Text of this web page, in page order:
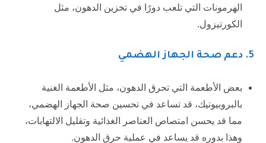
الهرمونات التي تلعب دورًا في تخزين الدهون، مثل
الكورتيزول.
5. دعم صحة الجهاز الهضمي
بعض الأطعمة التي تحرق الدهون، مثل الأطعمة الغنية
بالبروبيوتيك، قد تساعد في تحسين صحة الجهاز الهضمي،
مما قد يحسن امتصاص العناصر الغذائية وتقليل الالتهابات،
وهذا بدوره قد يساعد في عملية حرق الدهون.